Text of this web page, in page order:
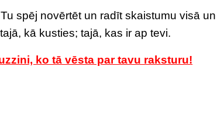
spēj novērtēt un radīt skaistumu visā un
kā kusties; tajā, kas ir ap tevi.
ko tā vēsta par tavu raksturu!